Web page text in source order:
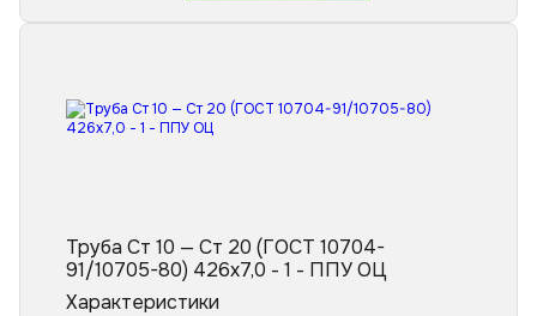
Труба Ст 10 — Ст 20 (ГОСТ 10704-
91/10705-80) 426x7,0 - 1 - ППУ ОЦ
Характеристики